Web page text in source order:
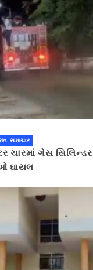
સમાચાર
ચારમાં ગેસ સિલિન્ડર
ઘાયલ